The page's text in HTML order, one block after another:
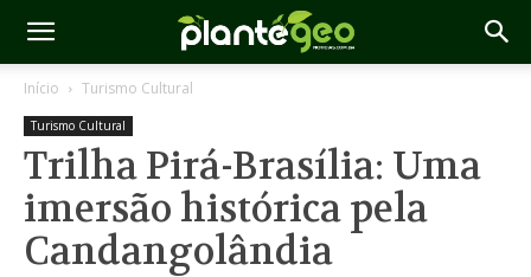
Início Turismo Cultural
Turismo Cultural
Trilha Pirá-Brasília: Uma
imersão histórica pela
Candangolândia